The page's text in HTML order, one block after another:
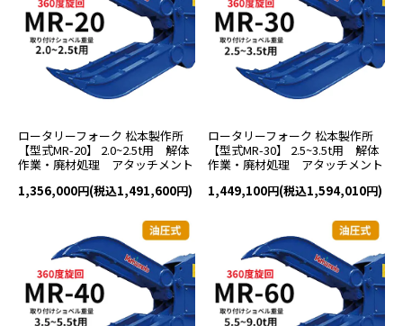
ロータリーフォーク 松本製作所
【型式MR-20】 2.0~2.5t用 解体
作業・廃材処理 アタッチメント
1,356,000円(税込1,491,600円)
ロータリーフォーク 松本製作所
【型式MR-30】 2.5~3.5t用 解体
作業・廃材処理 アタッチメント
1,449,100円(税込1,594,010円)